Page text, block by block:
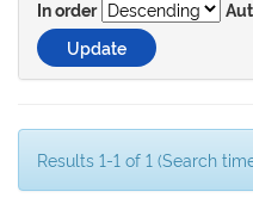
In order
Results 1-1 of 1 (Search